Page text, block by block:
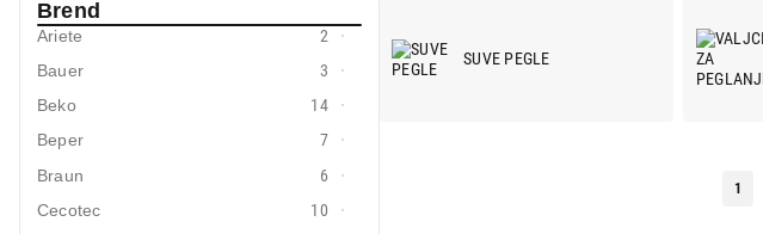
Mali kućni aparati
Mali kuhinjski aparati
Nega tela, lepota i zdravlje
Sport i putovanje
Brend
Ariete
2
Bauer
3
Beko
14
Beper
7
Braun
6
Cecotec
10
SUVE PEGLE
1